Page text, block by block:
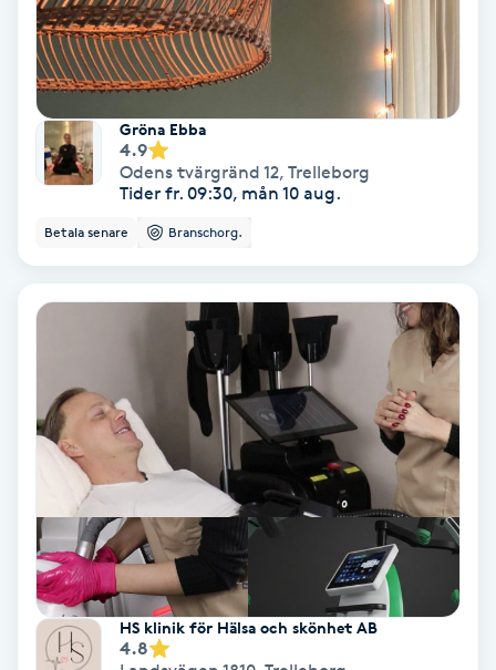
K18
Katun fransar
Kemisk peeling
Keratinbehandling
Kiropraktik
Klangmassage
Klippning
Klippning & Slingor
Klippning ungdom
Gröna Ebba
4.9
Odens tvärgränd 12, Trelleborg
Tider fr. 09:30, mån 10 aug.
Betala senare Branschorg.
HS klinik för Hälsa och skönhet AB
4.8